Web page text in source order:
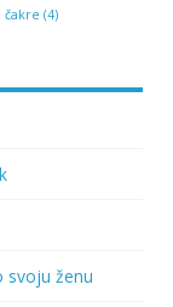
čakre (4)
svoju ženu